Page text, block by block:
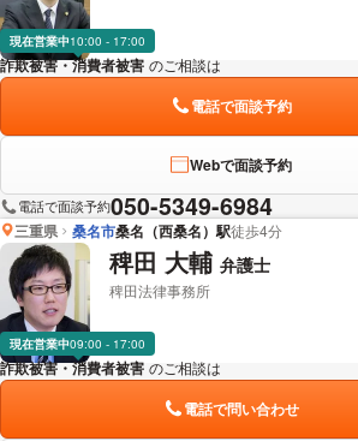
現在営業中10:00 - 17:00
詐欺被害・消費者被害 のご相談は
電話で面談予約
Webで面談予約
電話で面談予約050-5349-6984
三重県 桑名市桑名（西桑名）駅徒歩4分
稗田 大輔 弁護士
稗田法律事務所
現在営業中09:00 - 17:00
詐欺被害・消費者被害 のご相談は
電話で問い合わせ